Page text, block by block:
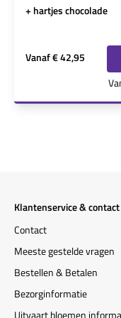
+ hartjes chocolade
Vanaf€ 42,95
Klantenservice & contact
Contact
Meeste gestelde vragen
Bestellen & Betalen
Bezorginformatie
Uitvaart bloemen